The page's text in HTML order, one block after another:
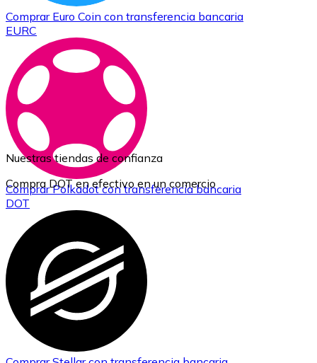
Comprar Euro Coin con transferencia bancaria
EURC
ComprarPolkadotcon transferencia bancaria
DOT
Nuestras tiendas de confianza
Compra DOT en efectivo en un comercio